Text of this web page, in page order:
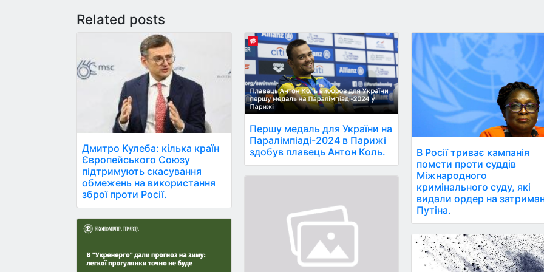
Related posts
Дмитро Кулеба: кілька країн
Європейського Союзу
підтримують скасування
обмежень на використання
зброї проти Росії.
Першу медаль для України на
Паралімпіаді-2024 в Парижі
здобув плавець Антон Коль.
В Росії триває кампанія
помсти проти суддів
Міжнародного
кримінального суду, які
видали ордер на
Путіна.